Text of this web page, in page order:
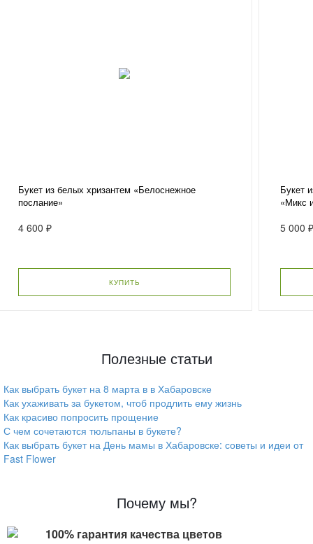
Букет из белых хризантем «Белоснежное
послание»
4 600 ₽
КУПИТЬ
Букет
«Микс
5 000
Полезные статьи
Как выбрать букет на 8 марта в в Хабаровске
Как ухаживать за букетом, чтоб продлить ему жизнь
Как красиво попросить прощение
С чем сочетаются тюльпаны в букете?
Как выбрать букет на День мамы в Хабаровске: советы и идеи от
Fast Flower
Почему мы?
100% гарантия качества цветов